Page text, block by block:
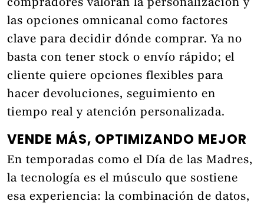
compradores valoran la personalización y
las opciones omnicanal como factores
clave para decidir dónde comprar. Ya no
basta con tener stock o envío rápido; el
cliente quiere opciones flexibles para
hacer devoluciones, seguimiento en
tiempo real y atención personalizada.
VENDE MÁS, OPTIMIZANDO MEJOR
En temporadas como el Día de las Madres,
la tecnología es el músculo que sostiene
esa experiencia: la combinación de datos,